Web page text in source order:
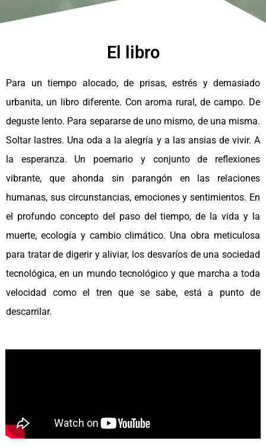
El libro
Para un tiempo alocado, de prisas, estrés y demasiado
urbanita, un libro diferente. Con aroma rural, de campo. De
deguste lento. Para separarse de uno mismo, de una misma.
Soltar lastres. Una oda a la alegría y a las ansias de vivir. A
la esperanza. Un poemario y conjunto de reflexiones
vibrante, que ahonda sin parangón en las relaciones
humanas, sus circunstancias, emociones y sentimientos. En
el profundo concepto del paso del tiempo, de la vida y la
muerte, ecología y cambio climático. Una obra meticulosa
para tratar de digerir y aliviar, los desvaríos de una sociedad
tecnológica, en un mundo tecnológico y que marcha a toda
velocidad como el tren que se sabe, está a punto de
descarrilar.